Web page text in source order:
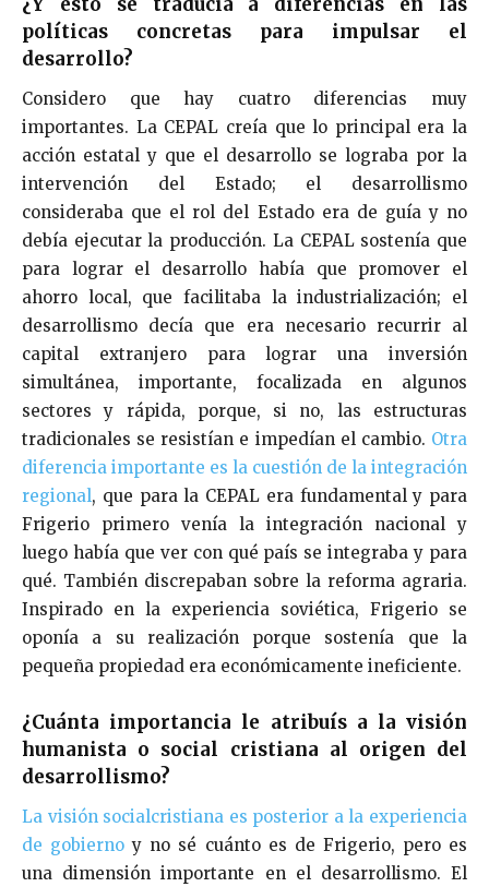
políticas concretas para impulsar el
desarrollo?
Considero que hay cuatro diferencias muy
importantes. La CEPAL creía que lo principal era la
acción estatal y que el desarrollo se lograba por la
intervención del Estado; el desarrollismo
consideraba que el rol del Estado era de guía y no
debía ejecutar la producción. La CEPAL sostenía que
para lograr el desarrollo había que promover el
ahorro local, que facilitaba la industrialización; el
desarrollismo decía que era necesario recurrir al
capital extranjero para lograr una inversión
simultánea, importante, focalizada en algunos
sectores y rápida, porque, si no, las estructuras
tradicionales se resistían e impedían el cambio. Otra
diferencia importante es la cuestión de la integración
regional, que para la CEPAL era fundamental y para
Frigerio primero venía la integración nacional y
luego había que ver con qué país se integraba y para
qué. También discrepaban sobre la reforma agraria.
Inspirado en la experiencia soviética, Frigerio se
oponía a su realización porque sostenía que la
pequeña propiedad era económicamente ineficiente.
¿Cuánta importancia le atribuís a la visión
humanista o social cristiana al origen del
desarrollismo?
La visión socialcristiana es posterior a la experiencia
de gobierno y no sé cuánto es de Frigerio, pero es
una dimensión importante en el desarrollismo. El